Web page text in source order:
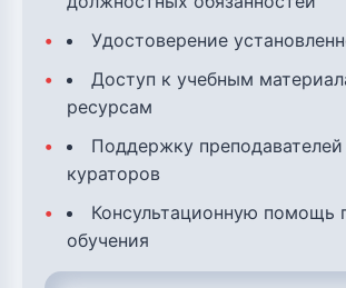
Удостоверение
Доступ к учебным
ресурсам
Поддержку
кураторов
Консультационную помощь
обучения